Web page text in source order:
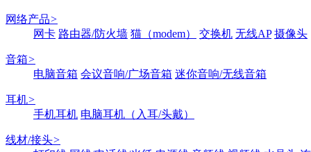
网络产品>
网卡 路由器/防火墙 猫（modem） 交换机 无线AP 摄像头
音箱>
电脑音箱 会议音响/广场音箱 迷你音响/无线音箱
耳机>
手机耳机 电脑耳机（入耳/头戴）
线材/接头>